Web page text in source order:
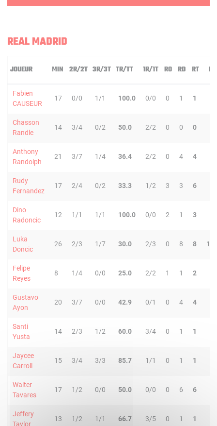
REAL MADRID
JOUEUR MIN 2R/2T 3R/3T TR/TT 1R/1T RO RD RT PD
Fabien
CAUSEUR
17 0/0 1/1 100.0 0/0 0 1 1
Chasson
Randle
14 3/4 0/2 50.0 2/2 0 0 0
Anthony
Randolph
21 3/7 1/4 36.4 2/2 0 4 4
Rudy
Fernandez
17 2/4 0/2 33.3 1/2 3 3 6
Dino
Radoncic
12 1/1 1/1 100.0 0/0 2 1 3
Luka
Doncic
26 2/3 1/7 30.0 2/3 0 8 8 10
Felipe
Reyes
8 1/4 0/0 25.0 2/2 1 1 2
Gustavo
Ayon
20 3/7 0/0 42.9 0/1 0 4 4
Santi
Yusta
14 2/3 1/2 60.0 3/4 0 1 1
Jaycee
Carroll
15 3/4 3/3 85.7 1/1 0 1 1
Walter
Tavares
17 1/2 0/0 50.0 0/0 0 6 6
Jeffery
Taylor
13 1/2 1/1 66.7 3/5 0 1 1